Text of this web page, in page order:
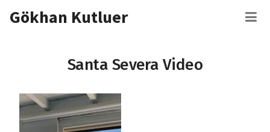
atlaGökhan Kutluer
Santa Severa Video